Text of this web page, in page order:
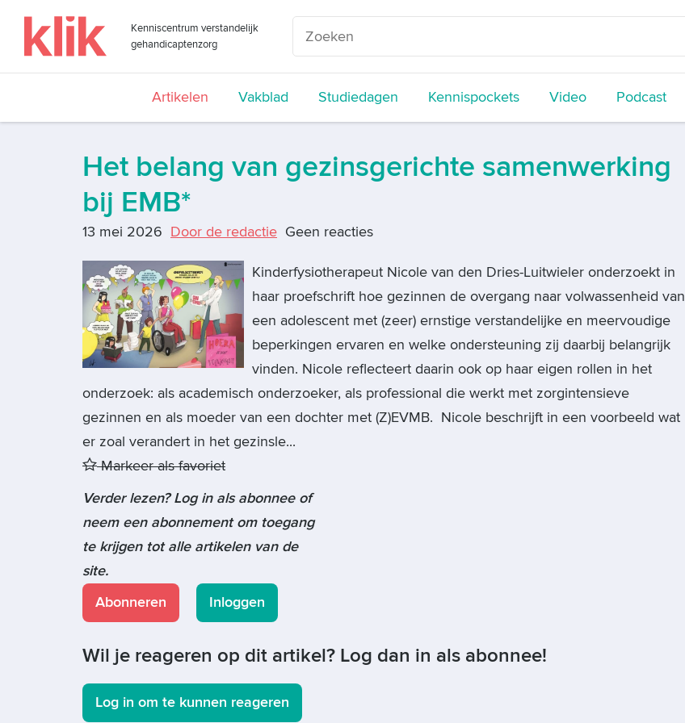
Kenniscentrum verstandelijk
gehandicaptenzorg
Artikelen Vakblad Studiedagen Kennispockets Video Podcast
Het belang van gezinsgerichte samenwerking
bij EMB*
13 mei 2026 Door de redactie Geen reacties
Kinderfysiotherapeut Nicole van den Dries-Luitwieler onderzoekt in
haar proefschrift hoe gezinnen de overgang naar volwassenheid van
een adolescent met (zeer) ernstige verstandelijke en meervoudige
beperkingen ervaren en welke ondersteuning zij daarbij belangrijk
vinden. Nicole reflecteert daarin ook op haar eigen rollen in het
onderzoek: als academisch onderzoeker, als professional die werkt met zorgintensieve
gezinnen en als moeder van een dochter met (Z)EVMB. Nicole beschrijft in een voorbeeld wat
er zoal verandert in het gezinsle...
Markeer als favoriet
Verder lezen? Log in als abonnee of
neem een abonnement om toegang
te krijgen tot alle artikelen van de
site.
Abonneren
Inloggen
Wil je reageren op dit artikel? Log dan in als abonnee!
Log in om te kunnen reageren